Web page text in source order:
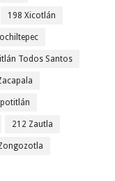
198 Xicotlán
Todos Santos
212 Zautla